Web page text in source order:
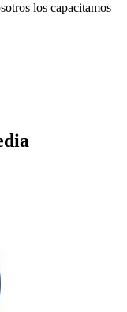
los capacitamos